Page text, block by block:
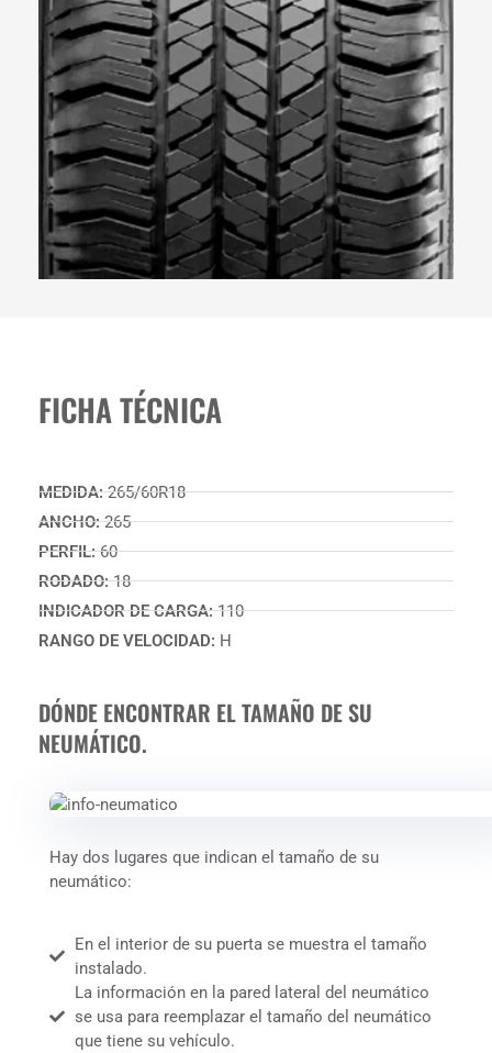
FICHA TÉCNICA
MEDIDA:265/60R18
ANCHO:265
PERFIL:60
RODADO:18
INDICADOR DE CARGA:110
RANGO DE VELOCIDAD: H
DÓNDE ENCONTRAR EL TAMAÑO DE SU
NEUMÁTICO.
Hay dos lugares que indican el tamaño de su
neumático:
En el interior de su puerta se muestra el tamaño
instalado.
La información en la pared lateral del neumático
se usa para reemplazar el tamaño del neumático
que tiene su vehículo.